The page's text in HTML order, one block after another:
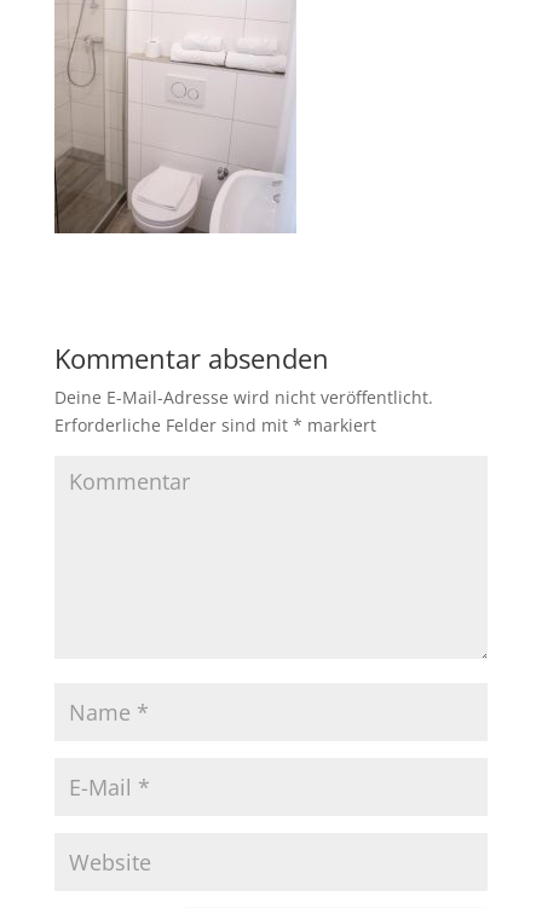
Kommentar absenden
Deine E-Mail-Adresse wird nicht veröffentlicht.
Erforderliche Felder sind mit * markiert